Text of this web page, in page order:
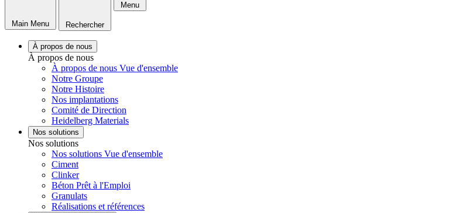
Main Menu Rechercher
Menu
À propos de nous
À propos de nous
À propos de nous Vue d'ensemble
Notre Groupe
Notre Histoire
Nos implantations
Comité de Direction
Heidelberg Materials
Nos solutions
Nos solutions
Nos solutions Vue d'ensemble
Ciment
Clinker
Béton Prêt à l'Emploi
Granulats
Réalisations et références